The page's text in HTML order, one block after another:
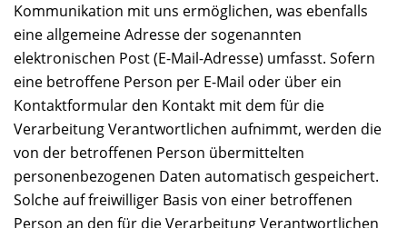
Kommunikation mit uns ermöglichen, was ebenfalls
eine allgemeine Adresse der sogenannten
elektronischen Post (E-Mail-Adresse) umfasst. Sofern
eine betroffene Person per E-Mail oder über ein
Kontaktformular den Kontakt mit dem für die
Verarbeitung Verantwortlichen aufnimmt, werden die
von der betroffenen Person übermittelten
personenbezogenen Daten automatisch gespeichert.
Solche auf freiwilliger Basis von einer betroffenen
Person an den für die Verarbeitung Verantwortlichen